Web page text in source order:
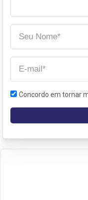
Concordo em tornar